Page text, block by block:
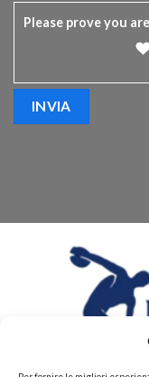
Please prove you